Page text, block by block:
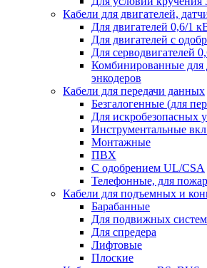
Кабели для двигателей,
Для двигателей 0,6/1
Для двигателей с
Для серводвигателей
Комбинированные для
энкодеров
Кабели для передачи данных
Безгалогенные (для
Для искробезопасных
Инструментальные
Монтажные
ПВХ
С одобрением UL/CSA
Телефонные, для
Кабели для подъемных и
Барабанные
Для подвижных систем
Для спредера
Лифтовые
Плоские